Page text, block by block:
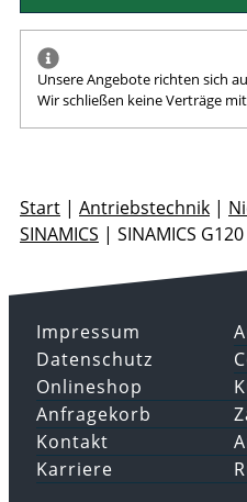
Unsere Angebote richten sich
Wir schließen keine Verträge
Start | Antriebstechnik |
SINAMICS | SINAMICS
Impressum
Datenschutz
Onlineshop
Anfragekorb
Kontakt
Karriere